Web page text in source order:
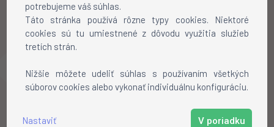
potrebujeme váš súhlas.
Táto stránka používá rôzne typy cookies. Niektoré
cookies sú tu umiestnené z dôvodu využitia služieb
tretích strán.
Nižšie môžete udeliť súhlas s používaním všetkých
súborov cookies alebo vykonať individuálnu konfiguráciu.
Nastaviť V poriadku
Chôdza Beh Rotácia Pauznúť
Ako nainštalovať skin?
Stiahnite si skin
Kliknite na
a vyberte stiahnutý skin